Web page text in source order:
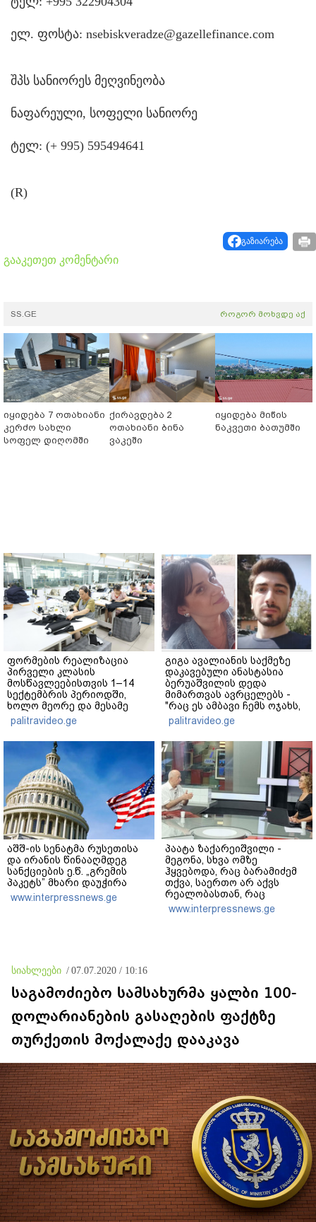
ელ. ფოსტა: nsebiskveradze@gazellefinance.com
შპს სანიორეს მეღვინეობა
ნაფარეული, სოფელი სანიორე
ტელ: (+ 995) 595494641
(R)
გაზიარება
გააკეთეთ კომენტარი
SS.GE როგორ მოხვდე აქ
იყიდება 7 ოთახიანი
კერძო სახლი
სოფელ დიღომში
ქირავდება 2
ოთახიანი ბინა
ვაკეში
იყიდება მიწის
ნაკვეთი ბათუმში
ფორმების რეალიზაცია
პირველი კლასის
მოსწავლეებისთვის 1–14
სექტემბრის პერიოდში,
ხოლო მეორე და მესამე
ეტაპებზე...
palitravideo.ge
გიგა ავალიანის საქმეზე
დაკავებული ანასტასია
ბერუაშვილის დედა
მიმართვას ავრცელებს -
"რაც ეს ამბავი ჩემს ოჯახს,
ჩემს ანასტასიას გადახდა
თავს, მის მერე მე მე არ
ვარ"
palitravideo.ge
აშშ-ის სენატმა რუსეთისა
და ირანის წინააღმდეგ
სანქციების ე.წ. „გრემის
პაკეტს” მხარი დაუჭირა
www.interpressnews.ge
პაატა ზაქარეიშვილი -
მეგონა, სხვა ომზე
ჰყვებოდა, რაც ბარამიძემ
თქვა, საერთო არ აქვს
რეალობასთან, რაც
აფხაზეთში იყო - შემიძლია
ადამიანებს ვაჩვენო
www.interpressnews.ge
სიახლეები / 07.07.2020 / 10:16
საგამოძიებო სამსახურმა ყალბი 100-
დოლარიანების გასაღების ფაქტზე
თურქეთის მოქალაქე დააკავა